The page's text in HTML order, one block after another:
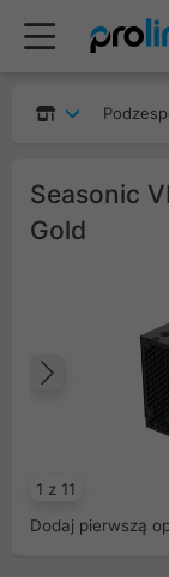
Seasonic
Gold
1 z 11
Dodaj pierwszą